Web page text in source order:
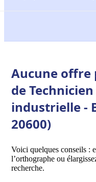
Aucune offre
de
industrielle -
20600)
Voici quelques conseils :
l’orthographe ou
recherche.